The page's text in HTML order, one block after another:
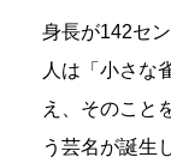
身長が142セ
人は「小さな
え、そのこと
う芸名が誕生